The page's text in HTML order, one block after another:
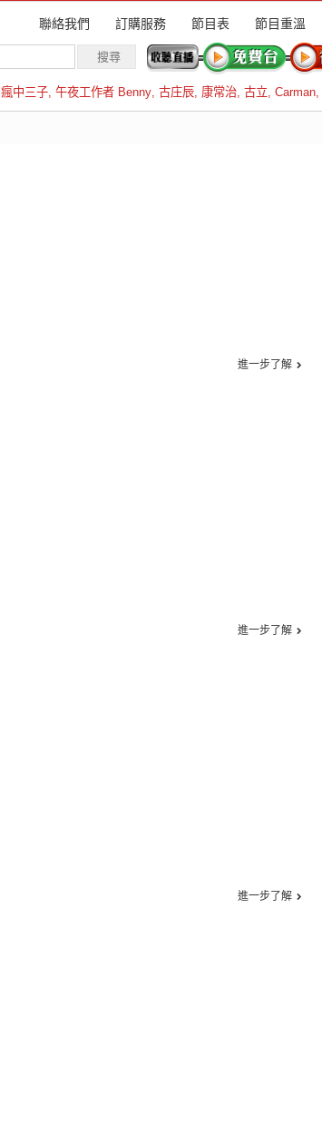
聯絡我們 訂購服務 節目表 節目重溫
瘋中三子, 午夜工作者 Benny, 古庄辰, 康常治, 古立, Carman,
進一步了解
進一步了解
進一步了解